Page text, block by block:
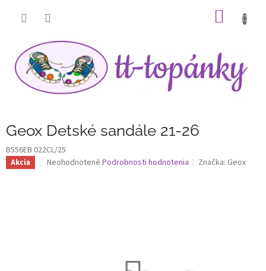
Geox Detské sandále 21-26
B556EB 022CL/25
Akcia
Priemerné
Neohodnotené Podrobnosti hodnotenia Značka: Geox